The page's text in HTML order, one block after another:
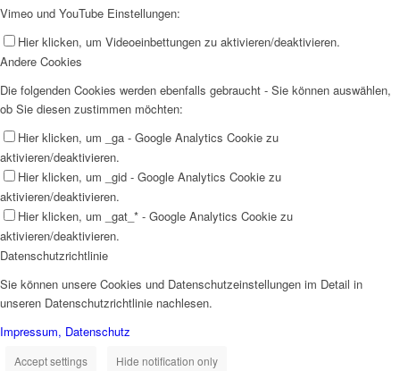
Vimeo und YouTube Einstellungen:
Hier klicken, um Videoeinbettungen zu aktivieren/deaktivieren.
Andere Cookies
Die folgenden Cookies werden ebenfalls gebraucht - Sie können auswählen,
ob Sie diesen zustimmen möchten:
Hier klicken, um _ga - Google Analytics Cookie zu
aktivieren/deaktivieren.
Hier klicken, um _gid - Google Analytics Cookie zu
aktivieren/deaktivieren.
Hier klicken, um _gat_* - Google Analytics Cookie zu
aktivieren/deaktivieren.
Datenschutzrichtlinie
Sie können unsere Cookies und Datenschutzeinstellungen im Detail in
unseren Datenschutzrichtlinie nachlesen.
Impressum, Datenschutz
Accept settings Hide notification only